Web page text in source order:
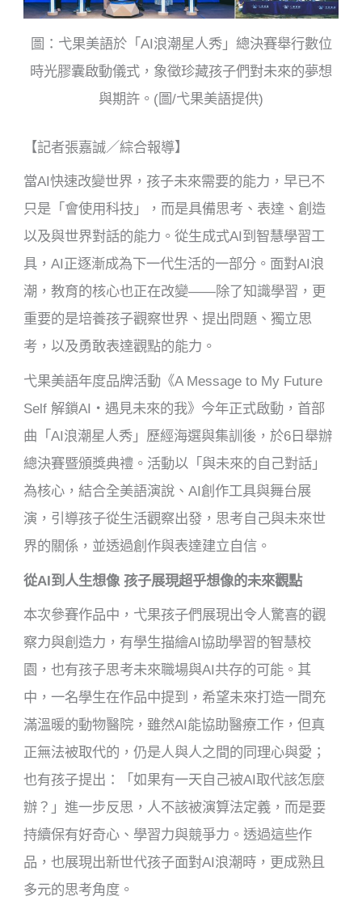
圖：弋果美語於「AI浪潮星人秀」總決賽舉行數位
時光膠囊啟動儀式，象徵珍藏孩子們對未來的夢想
與期許。(圖/弋果美語提供)
【記者張嘉誠／綜合報導】
當AI快速改變世界，孩子未來需要的能力，早已不
只是「會使用科技」，而是具備思考、表達、創造
以及與世界對話的能力。從生成式AI到智慧學習工
具，AI正逐漸成為下一代生活的一部分。面對AI浪
潮，教育的核心也正在改變——除了知識學習，更
重要的是培養孩子觀察世界、提出問題、獨立思
考，以及勇敢表達觀點的能力。
弋果美語年度品牌活動《A Message to My Future
Self 解鎖AI・遇見未來的我》今年正式啟動，首部
曲「AI浪潮星人秀」歷經海選與集訓後，於6日舉辦
總決賽暨頒獎典禮。活動以「與未來的自己對話」
為核心，結合全美語演說、AI創作工具與舞台展
演，引導孩子從生活觀察出發，思考自己與未來世
界的關係，並透過創作與表達建立自信。
從AI到人生想像 孩子展現超乎想像的未來觀點
本次參賽作品中，弋果孩子們展現出令人驚喜的觀
察力與創造力，有學生描繪AI協助學習的智慧校
園，也有孩子思考未來職場與AI共存的可能。其
中，一名學生在作品中提到，希望未來打造一間充
滿溫暖的動物醫院，雖然AI能協助醫療工作，但真
正無法被取代的，仍是人與人之間的同理心與愛；
也有孩子提出：「如果有一天自己被AI取代該怎麼
辦？」進一步反思，人不該被演算法定義，而是要
持續保有好奇心、學習力與競爭力。透過這些作
品，也展現出新世代孩子面對AI浪潮時，更成熟且
多元的思考角度。